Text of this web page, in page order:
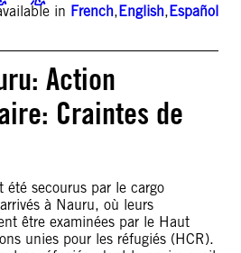
in French,English,Español
Action
Craintes de
secourus par le cargo
à Nauru, où leurs
être examinées par le Haut
unies pour les réfugiés (HCR).